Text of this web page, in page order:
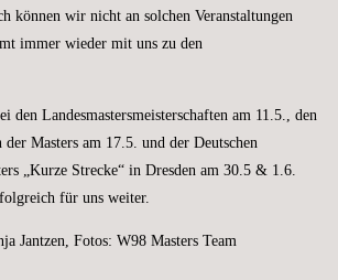
können wir nicht an solchen Veranstaltungen
immer wieder mit uns zu den
den Landesmastersmeisterschaften am 11.5., den
der Masters am 17.5. und der Deutschen
„Kurze Strecke“ in Dresden am 30.5 & 1.6.
für uns weiter.
Jantzen, Fotos: W98 Masters Team